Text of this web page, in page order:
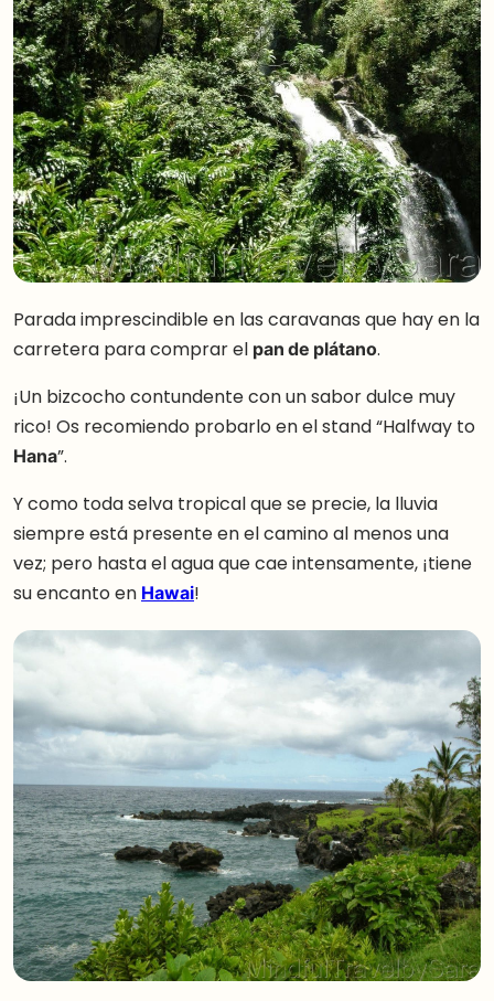
Parada imprescindible en las caravanas que hay en la
carretera para comprar el pan de plátano.
¡Un bizcocho contundente con un sabor dulce muy
rico! Os recomiendo probarlo en el stand “Halfway to
Hana”.
Y como toda selva tropical que se precie, la lluvia
siempre está presente en el camino al menos una
vez; pero hasta el agua que cae intensamente, ¡tiene
su encanto en Hawai!